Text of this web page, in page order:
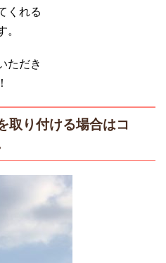
くれる
。
ただき
取り付ける場合はコ